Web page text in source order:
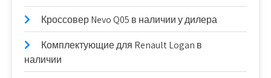
Кроссовер Nevo Q05 в наличии у дилера
Комплектующие для Renault Logan в
наличии